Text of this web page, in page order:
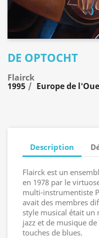
DE OPTOCHT
Flairck
1995 Europe de
Description
Flairck est un
en 1978 par le
multi-instrumentiste
avait des membres
style musical était un
jazz et de musique
touches de blues.